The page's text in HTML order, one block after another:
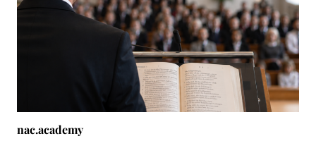
nac.academy